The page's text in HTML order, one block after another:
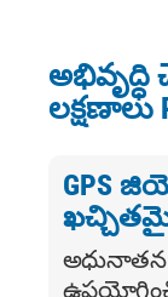
అభివృద్ధి
లక్షణాలు
GPS